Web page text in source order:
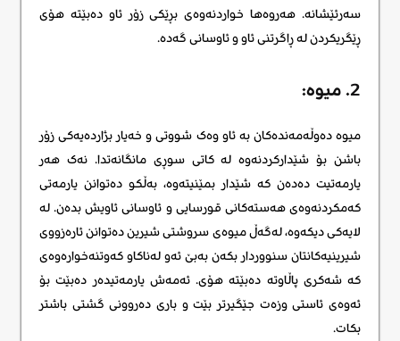
سەرئێشانە. هەروەها خواردنەوەی بڕێکی زۆر ئاو دەبێتە هۆی
ڕێگریکردن لە ڕاگرتنی ئاو و ئاوسانی گەدە.
2. میوە:
میوە دەوڵەمەندەکان بە ئاو وەک شووتی و خەیار بژاردەیەکی زۆر
باشن بۆ شێدارکردنەوە لە کاتی سوڕی مانگانەتدا. نەک هەر
یارمەتیت دەدەن کە شێدار بمێنیتەوە، بەڵکو دەتوانن یارمەتی
کەمکردنەوەی هەستەکانی قورسایی و ئاوسانی ئاویش بدەن. لە
لایەکی دیکەوە، لەگەڵ میوەی سروشتی شیرین دەتوانن ئارەزووی
شیرینیەکانتان سنووردار بکەن بەبێ ئەو لەناکاو کەوتنەخوارەوەی
کە شەکری پاڵاوتە دەبێتە هۆی. ئەمەش یارمەتیدەر دەبێت بۆ
ئەوەی ئاستی وزەت جێگیرتر بێت و باری دەروونی گشتی باشتر
بکات.